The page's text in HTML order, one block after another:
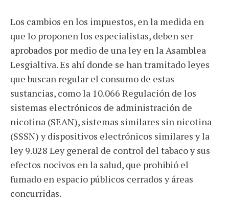
Los cambios en los impuestos, en la medida en
que lo proponen los especialistas, deben ser
aprobados por medio de una ley en la Asamblea
Lesgialtiva. Es ahí donde se han tramitado leyes
que buscan regular el consumo de estas
sustancias, como la 10.066 Regulación de los
sistemas electrónicos de administración de
nicotina (SEAN), sistemas similares sin nicotina
(SSSN) y dispositivos electrónicos similares y la
ley 9.028 Ley general de control del tabaco y sus
efectos nocivos en la salud, que prohibió el
fumado en espacio públicos cerrados y áreas
concurridas.